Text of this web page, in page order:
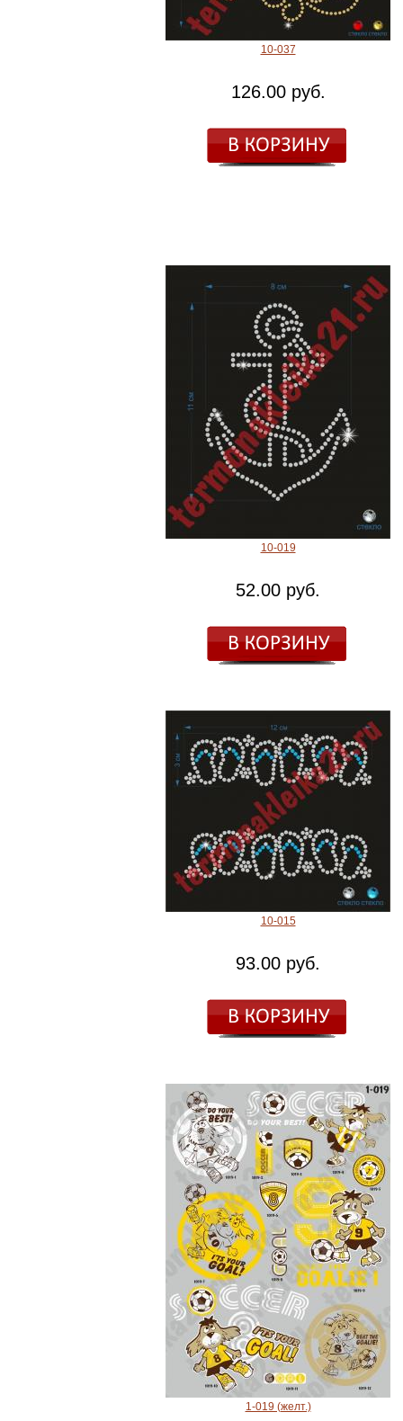
10-037
126.00 руб.
10-019
52.00 руб.
10-015
93.00 руб.
1-019 (желт.)